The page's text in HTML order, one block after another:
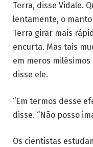
Terra, disse Vidale.
lentamente, o
Terra girar mais
encurta. Mas tais
em meros
disse ele.
“Em termos desse
disse. “Não posso
Os cientistas